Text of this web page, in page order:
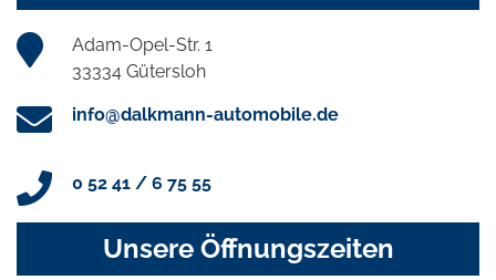
Adam-Opel-Str. 1
33334 Gütersloh
info@dalkmann-automobile.de
0 52 41 / 6 75 55
Unsere Öffnungszeiten